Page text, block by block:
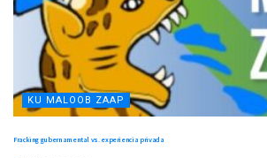
KU MALOOB ZAAP
Fracking gubernamental vs. experiencia privada